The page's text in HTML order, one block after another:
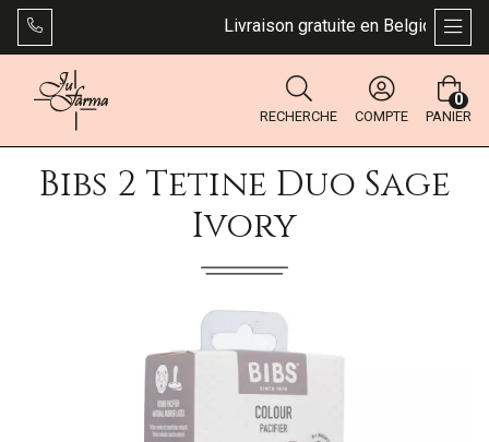
Livraison gratuite en Belgique dès
RECHERCHE COMPTE PANIER
0
Bibs 2 Tetine Duo Sage
Ivory